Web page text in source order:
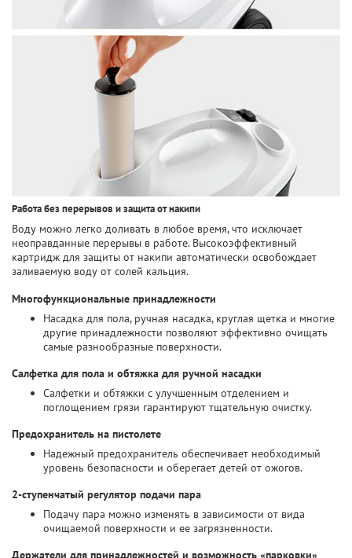
Работа без перерывов и защита от накипи
Воду можно легко доливать в любое время, что исключает
неоправданные перерывы в работе. Высокоэффективный
картридж для защиты от накипи автоматически освобождает
заливаемую воду от солей кальция.
Многофункциональные принадлежности
Насадка для пола, ручная насадка, круглая щетка и многие
другие принадлежности позволяют эффективно очищать
самые разнообразные поверхности.
Салфетка для пола и обтяжка для ручной насадки
Салфетки и обтяжки с улучшенным отделением и
поглощением грязи гарантируют тщательную очистку.
Предохранитель на пистолете
Надежный предохранитель обеспечивает необходимый
уровень безопасности и оберегает детей от ожогов.
2-ступенчатый регулятор подачи пара
Подачу пара можно изменять в зависимости от вида
очищаемой поверхности и ее загрязненности.
Держатели для принадлежностей и возможность «парковки»